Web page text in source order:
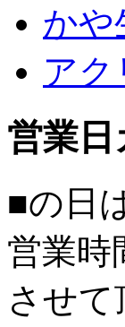
かや
ア
営業
■の日
営業時
させて